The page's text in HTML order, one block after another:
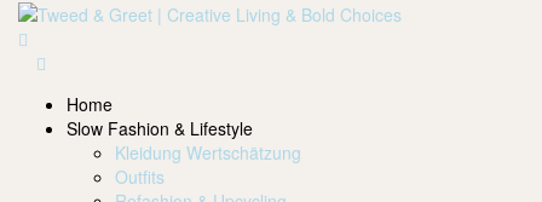
Home
Slow Fashion & Lifestyle
Kleidung Wertschätzung
Outfits